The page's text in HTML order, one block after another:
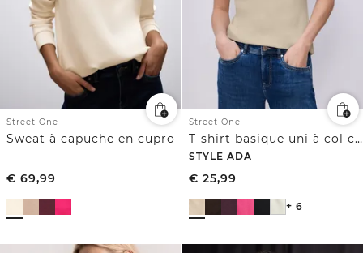
Street One
Sweat à capuche en cupro
€ 69,99
Street One
T-shirt basique uni à col cœur
STYLE ADA
€ 25,99
+ 6